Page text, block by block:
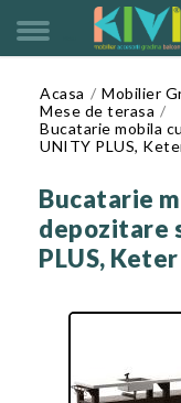
Acasa Mobilier
Mese de terasa
Bucatarie mobila
UNITY PLUS,
Bucatarie
depozitare
PLUS, Keter